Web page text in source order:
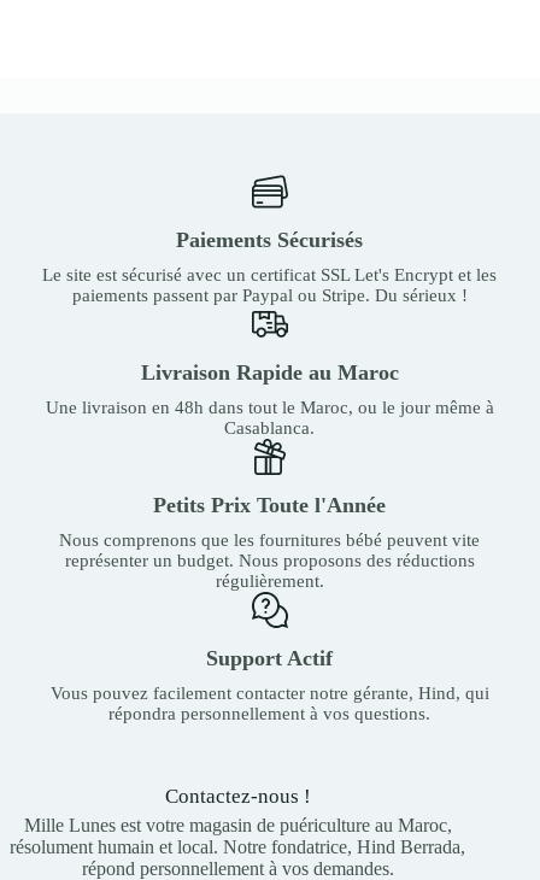
Paiements Sécurisés
Le site est sécurisé avec un certificat SSL Let's Encrypt et les
paiements passent par Paypal ou Stripe. Du sérieux !
Livraison Rapide au Maroc
Une livraison en 48h dans tout le Maroc, ou le jour même à
Casablanca.
Petits Prix Toute l'Année
Nous comprenons que les fournitures bébé peuvent vite
représenter un budget. Nous proposons des réductions
régulièrement.
Support Actif
Vous pouvez facilement contacter notre gérante, Hind, qui
répondra personnellement à vos questions.
Contactez-nous !
Mille Lunes est votre magasin de puériculture au Maroc,
résolument humain et local. Notre fondatrice, Hind Berrada,
répond personnellement à vos demandes.